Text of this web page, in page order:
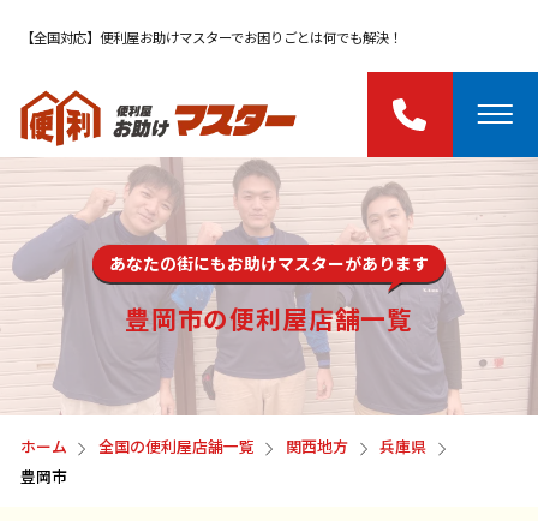
【全国対応】便利屋お助けマスターでお困りごとは何でも解決！
あなたの街にもお助けマスターがあります
豊岡市の便利屋店舗一覧
ホーム 全国の便利屋店舗一覧 関西地方
兵庫県
豊岡市